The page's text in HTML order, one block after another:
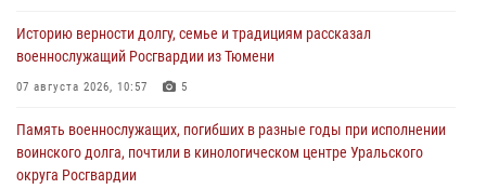
Историю верности долгу, семье и традициям рассказал
военнослужащий Росгвардии из Тюмени
07 августа 2026, 10:57 5
Память военнослужащих, погибших в разные годы при исполнении
воинского долга, почтили в кинологическом центре Уральского
округа Росгвардии